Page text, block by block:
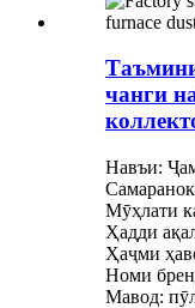
чанги
Навъи:
Мӯҳлати
Ҳадди
Ҳаҷми
Номи
Мавод: